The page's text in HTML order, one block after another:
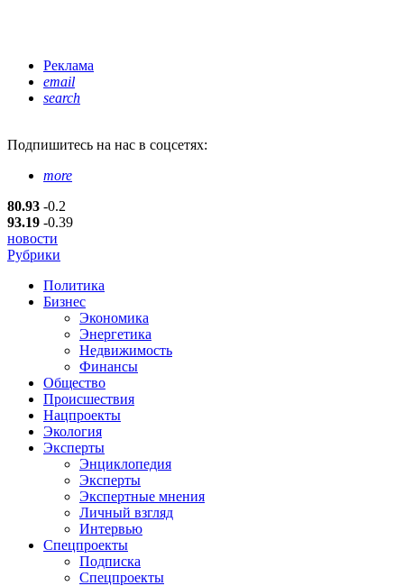
Реклама
email
search
Подпишитесь на нас в соцсетях:
more
80.93 -0.2
93.19 -0.39
новости
Рубрики
Политика
Бизнес
Экономика
Энергетика
Недвижимость
Финансы
Общество
Происшествия
Нацпроекты
Экология
Эксперты
Энциклопедия
Эксперты
Экспертные мнения
Личный взгляд
Интервью
Спецпроекты
Подписка
Спецпроекты